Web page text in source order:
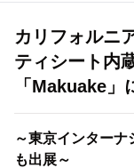
カリフォルニ
ティシート内
「Makuake」
～東京インターナ
も出展～